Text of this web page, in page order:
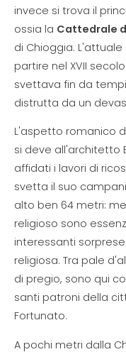
invece si trova il
ossia la Cattedrale
di Chioggia.
partire nel XVII
svettava fin da
distrutta da un
L'aspetto romanico
si deve all'architetto
affidati i lavori di
svetta il suo
alto ben 64 metri:
religioso sono
interessanti
religiosa. Tra pale
di pregio, sono qui
santi patroni della
Fortunato.
A pochi metri dalla